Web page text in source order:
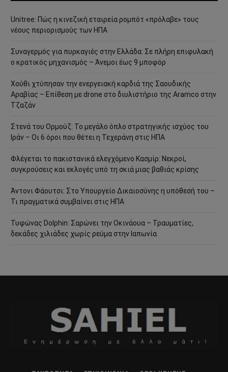
Unitree: Πώς η κινεζική εταιρεία ρομπότ «πρόλαβε» τους
νέους περιορισμούς των ΗΠΑ
Συναγερμός για πυρκαγιές στην Ελλάδα: Σε πλήρη επιφυλακή
ο κρατικός μηχανισμός – Άνεμοι έως 9 μποφόρ
Χούθι χτύπησαν την ενεργειακή καρδιά της Σαουδικής
Αραβίας – Επίθεση με drone στο διυλιστήριο της Aramco στην
Τζαζάν
Στενά του Ορμούζ: Το μεγάλο όπλο στρατηγικής ισχύος του
Ιράν – Οι 6 όροι που θέτει η Τεχεράνη στις ΗΠΑ
Φλέγεται το πακιστανικά ελεγχόμενο Κασμίρ: Νεκροί,
συγκρούσεις και εκλογές υπό τη σκιά μιας βαθιάς κρίσης
Άντονι Φάουτσι: Στο Υπουργείο Δικαιοσύνης η υπόθεσή του –
Τι πραγματικά συμβαίνει στις ΗΠΑ
Τυφώνας Dolphin: Σαρώνει την Οκινάουα – Τραυματίες,
δεκάδες χιλιάδες χωρίς ρεύμα στην Ιαπωνία